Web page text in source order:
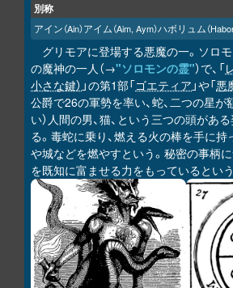
別称
アイン（Ain）アイム（Aim, Aym）ハボリュム（
グリモアに登場する悪魔の一。ソロ
の魔神の一人（→"ソロモンの霊"）で、「
小さな鍵） 」の第1部「ゴエティア 」や「悪
公爵で26の軍勢を率い、蛇、二つの星が
い）人間の男、猫、という三つの頭があ
る。毒蛇に乗り、燃える火の棒を手に持
や城などを燃やすという。秘密の事柄
を既知に富ませる力をもっているという